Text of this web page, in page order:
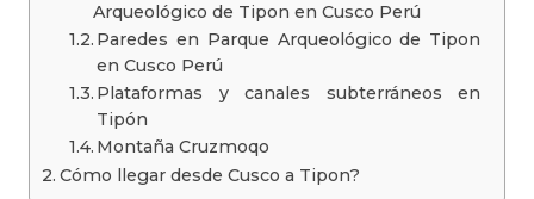
Arqueológico de Tipon en Cusco Perú
Paredes en Parque Arqueológico de Tipon
en Cusco Perú
Plataformas y canales subterráneos en
Tipón
Montaña Cruzmoqo
Cómo llegar desde Cusco a Tipon?